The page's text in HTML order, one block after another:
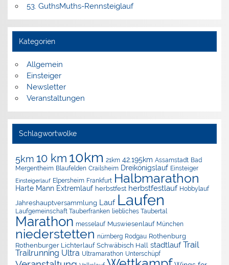
53. GuthsMuths-Rennsteiglauf
Kategorien
Allgemein
Einsteiger
Newsletter
Veranstaltungen
Schlagwortwolke
5km 10 km 10km 21km 42.195km Assamstadt Bad
Mergentheim Blaufelden Crailsheim Dreikönigslauf Einsteiger
Einsteigerlauf Elpersheim Frankfurt Halbmarathon
Harte Mann Extremlauf herbstfest herbstfestlauf Hobbylauf
Jahreshauptversammlung Lauf Laufen
Laufgemeinschaft Tauberfranken liebliches Taubertal
Marathon messelauf Muswiesenlauf München
niederstetten nürnberg Rodgau Rothenburg
Rothenburger Lichterlauf Schwäbisch Hall stadtlauf Trail
Trailrunning Ultra Ultramarathon Unterschüpf